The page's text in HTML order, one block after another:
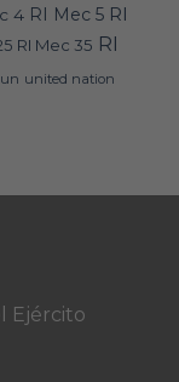
4 RI Mec 5 RI
RI Mec 35 RI
un united nation
Ejército